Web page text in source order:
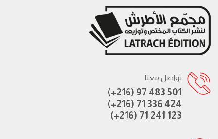
تواصل معنا
(+216) 97 483 501
(+216) 71 336 424
(+216) 71 241 123